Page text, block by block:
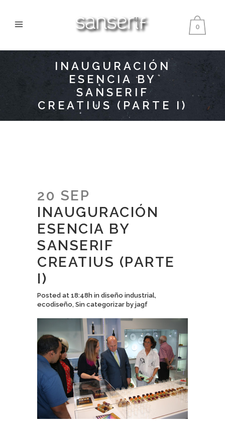
0
INAUGURACIÓN
ESENCIA BY
SANSERIF
CREATIUS (PARTE I)
20 SEP
INAUGURACIÓN
ESENCIA BY
SANSERIF
CREATIUS (PARTE
I)
Posted at 18:48h in diseño industrial,
ecodiseño, Sin categorizar by jagf